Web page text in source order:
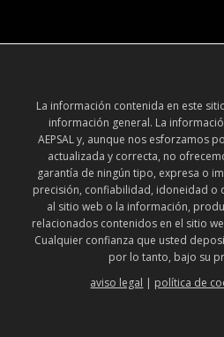
La información contenida en este
información general. La
AEPSAL y, aunque nos esforzamos
actualizada y correcta, no
garantía de ningún tipo, expresa o
precisión, confiabilidad, idoneidad o
al sitio web o la información,
relacionados contenidos en el sitio
Cualquier confianza que usted
por lo tanto, bajo su
aviso legal | política de